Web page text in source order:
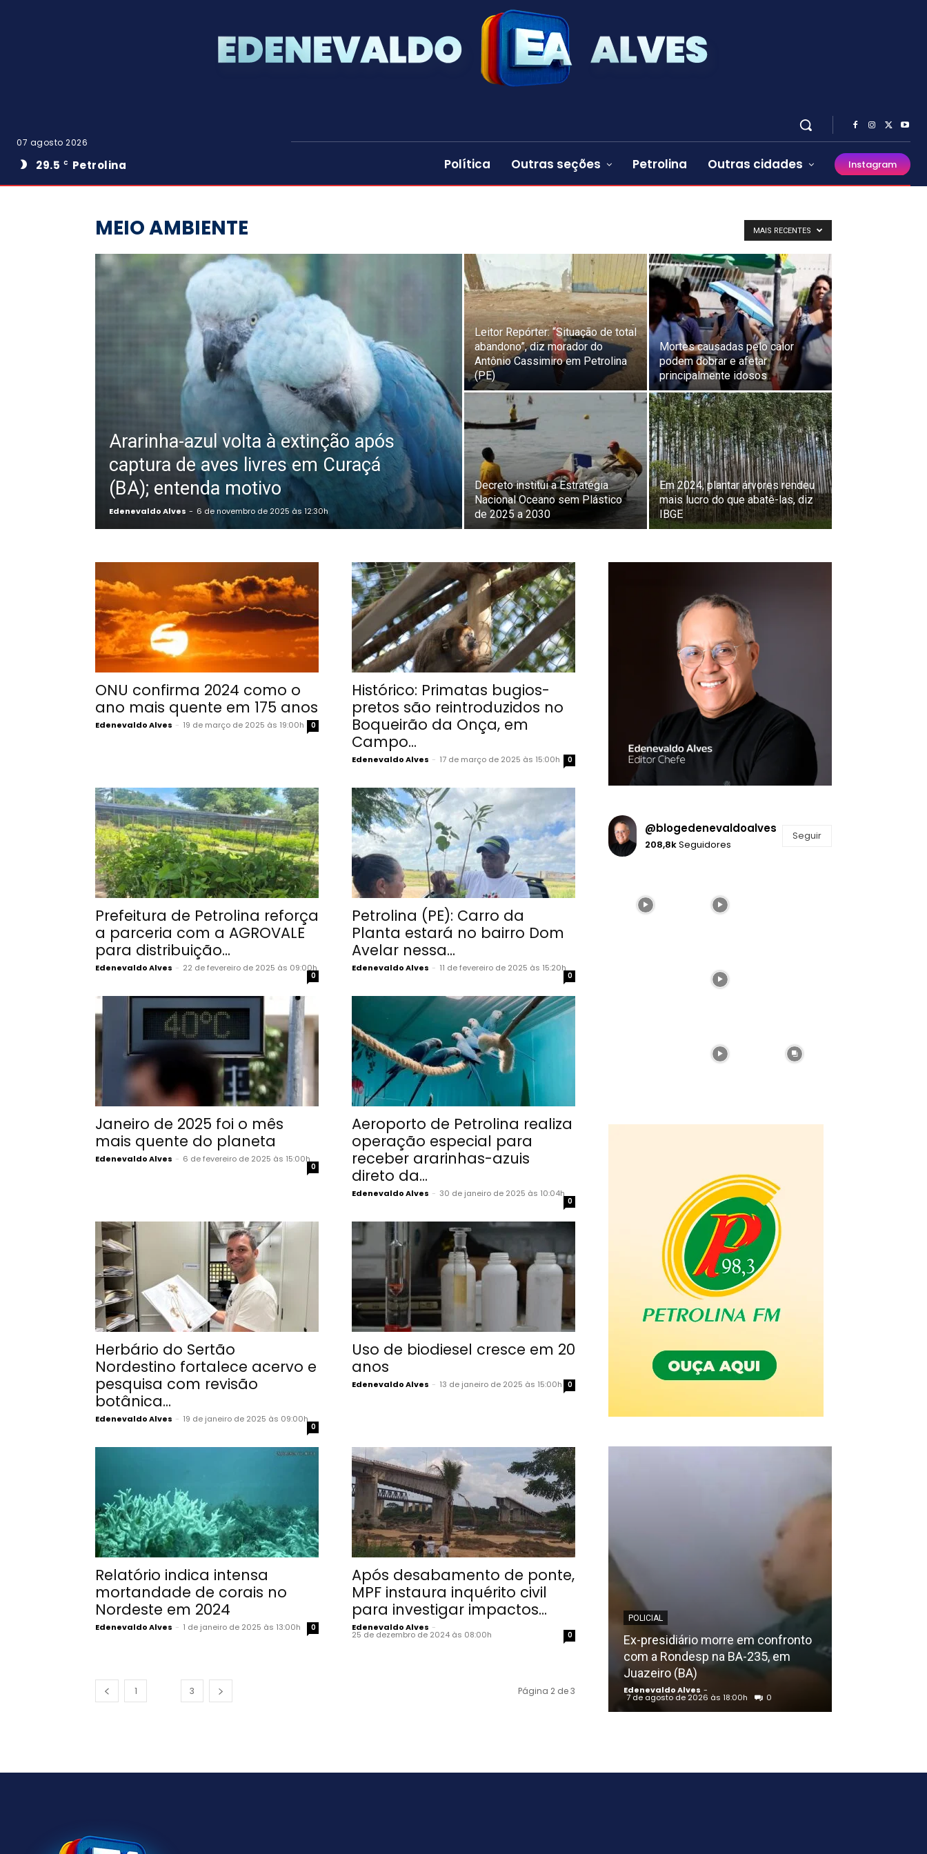
07 agosto 2026
29.5 C Petrolina Política Outras seções Petrolina Outras cidades Instagram
MEIO AMBIENTE MAIS RECENTES
Ararinha-azul volta à extinção após
captura de aves livres em Curaçá
(BA); entenda motivo
Edenevaldo Alves - 6 de novembro de 2025 às 12:30h
Leitor Repórter: “Situação de total
abandono”, diz morador do
Antônio Cassimiro em Petrolina
(PE)
Mortes causadas pelo calor
podem dobrar e afetar
principalmente idosos
Decreto institui a Estratégia
Nacional Oceano sem Plástico
de 2025 a 2030
Em 2024, plantar árvores rendeu
mais lucro do que abatê-las, diz
IBGE
ONU confirma 2024 como o
ano mais quente em 175 anos
Edenevaldo Alves - 19 de março de 2025 às 19:00h 0
Histórico: Primatas bugios-
pretos são reintroduzidos no
Boqueirão da Onça, em
Campo...
Edenevaldo Alves - 17 de março de 2025 às 15:00h 0
Prefeitura de Petrolina reforça
a parceria com a AGROVALE
para distribuição...
Edenevaldo Alves - 22 de fevereiro de 2025 às 09:00h
0
Petrolina (PE): Carro da
Planta estará no bairro Dom
Avelar nessa...
Edenevaldo Alves - 11 de fevereiro de 2025 às 15:20h
0
Janeiro de 2025 foi o mês
mais quente do planeta
Edenevaldo Alves - 6 de fevereiro de 2025 às 15:00h
0
Aeroporto de Petrolina realiza
operação especial para
receber ararinhas-azuis
direto da...
Edenevaldo Alves - 30 de janeiro de 2025 às 10:04h
0
Herbário do Sertão
Nordestino fortalece acervo e
pesquisa com revisão
botânica...
Edenevaldo Alves - 19 de janeiro de 2025 às 09:00h
0
Uso de biodiesel cresce em 20
anos
Edenevaldo Alves - 13 de janeiro de 2025 às 15:00h 0
Relatório indica intensa
mortandade de corais no
Nordeste em 2024
Edenevaldo Alves - 1 de janeiro de 2025 às 13:00h 0
Após desabamento de ponte,
MPF instaura inquérito civil
para investigar impactos...
Edenevaldo Alves -
25 de dezembro de 2024 às 08:00h 0
1 3 Página 2 de 3
@blogedenevaldoalves
208,8kSeguidores
Seguir
POLICIAL
Ex-presidiário morre em confronto
com a Rondesp na BA-235, em
Juazeiro (BA)
Edenevaldo Alves -
7 de agosto de 2026 às 18:00h 0